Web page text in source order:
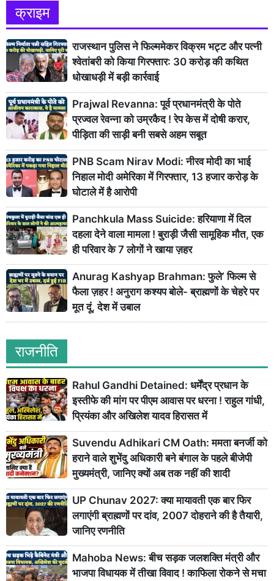
क्राइम
राजस्थान पुलिस ने फिल्ममेकर विक्रम भट्ट और पत्नी
श्वेतांबरी को किया गिरफ्तार: 30 करोड़ की कथित
धोखाधड़ी में बड़ी कार्रवाई
Prajwal Revanna: पूर्व प्रधानमंत्री के पोते
प्रज्वल रेवन्ना को उम्रकैद ! रेप केस में दोषी करार,
पीड़िता की साड़ी बनी सबसे अहम सबूत
PNB Scam Nirav Modi: नीरव मोदी का भाई
निहाल मोदी अमेरिका में गिरफ्तार, 13 हजार करोड़ के
घोटाले में है आरोपी
Panchkula Mass Suicide: हरियाणा में दिल
दहला देने वाला मामला ! बुराड़ी जैसी सामूहिक मौत, एक
ही परिवार के 7 लोगों ने खाया ज़हर
Anurag Kashyap Brahman: फुले’ फिल्म से
फैला ज़हर ! अनुराग कश्यप बोले- ब्राह्मणों के चेहरे पर
मूत दूं, देश में उबाल
राजनीति
Rahul Gandhi Detained: धर्मेंद्र प्रधान के
इस्तीफे की मांग पर पीएम आवास पर धरना ! राहुल गांधी,
प्रियंका और अखिलेश यादव हिरासत में
Suvendu Adhikari CM Oath: ममता बनर्जी को
हराने वाले शुभेंदु अधिकारी बने बंगाल के पहले बीजेपी
मुख्यमंत्री, जानिए क्यों अब तक नहीं की शादी
UP Chunav 2027: क्या मायावती एक बार फिर
लगाएंगी ब्राह्मणों पर दांव, 2007 दोहराने की है तैयारी,
जानिए रणनीति
Mahoba News: बीच सड़क जलशक्ति मंत्री और
भाजपा विधायक में तीखा विवाद ! काफिला रोकने से मचा